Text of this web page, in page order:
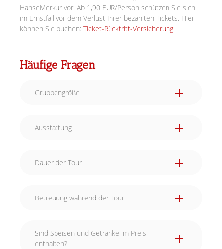
HanseMerkur vor. Ab 1,90 EUR/Person schützen Sie sich
im Ernstfall vor dem Verlust Ihrer bezahlten Tickets. Hier
können Sie buchen: Ticket-Rücktritt-Versicherung
Häufige Fragen
Gruppengröße
Ausstattung
Dauer der Tour
Betreuung während der Tour
Stadt lassen wir euch natürlich nicht allein. Wir
sehen per GPS immer wo ihr euch gerade
Sind Speisen und Getränke im Preis
enthalten?